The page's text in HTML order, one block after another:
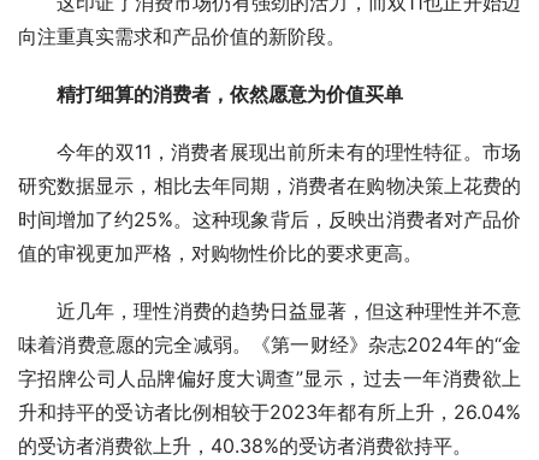
向注重真实需求和产品价值的新阶段。
精打细算的消费者，依然愿意为价值买单
今年的双11，消费者展现出前所未有的理性特征。市场
研究数据显示，相比去年同期，消费者在购物决策上花费的
时间增加了约25%。这种现象背后，反映出消费者对产品价
值的审视更加严格，对购物性价比的要求更高。
近几年，理性消费的趋势日益显著，但这种理性并不意
味着消费意愿的完全减弱。《第一财经》杂志2024年的“金
字招牌公司人品牌偏好度大调查”显示，过去一年消费欲上
升和持平的受访者比例相较于2023年都有所上升，26.04%
的受访者消费欲上升，40.38%的受访者消费欲持平。